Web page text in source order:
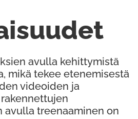
avulla kehittymistä
mikä tekee etenemisestä
videoiden ja
avulla treenaaminen on